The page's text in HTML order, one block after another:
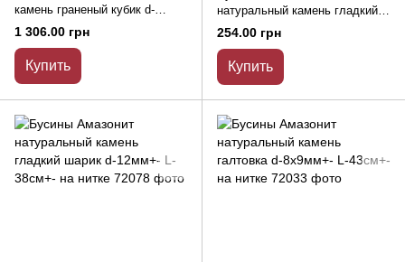
камень граненый кубик d-
7мм+- L-38см+- на нитке
1 306.00 грн
Купить
натуральный камень гладкий
шарик d-6,5мм+- L-37см+-
254.00 грн
Купить